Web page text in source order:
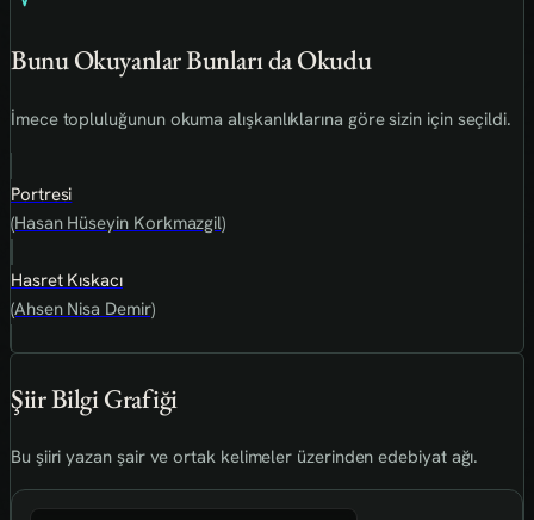
Bunu Okuyanlar Bunları da Okudu
İmece topluluğunun okuma alışkanlıklarına göre sizin için seçildi.
Portresi
(Hasan Hüseyin Korkmazgil)
Hasret Kıskacı
(Ahsen Nisa Demir)
Şiir Bilgi Grafiği
Bu şiiri yazan şair ve ortak kelimeler üzerinden edebiyat ağı.